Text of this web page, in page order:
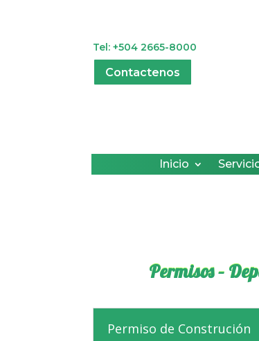
Tel: +504 2665-8000
Contactenos
Inicio
Permisos –
Permiso de Construción